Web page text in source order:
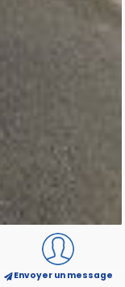
Envoyer un message